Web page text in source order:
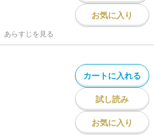
お気に入り
あらすじを見る
カートに入れる
試し読み
お気に入り